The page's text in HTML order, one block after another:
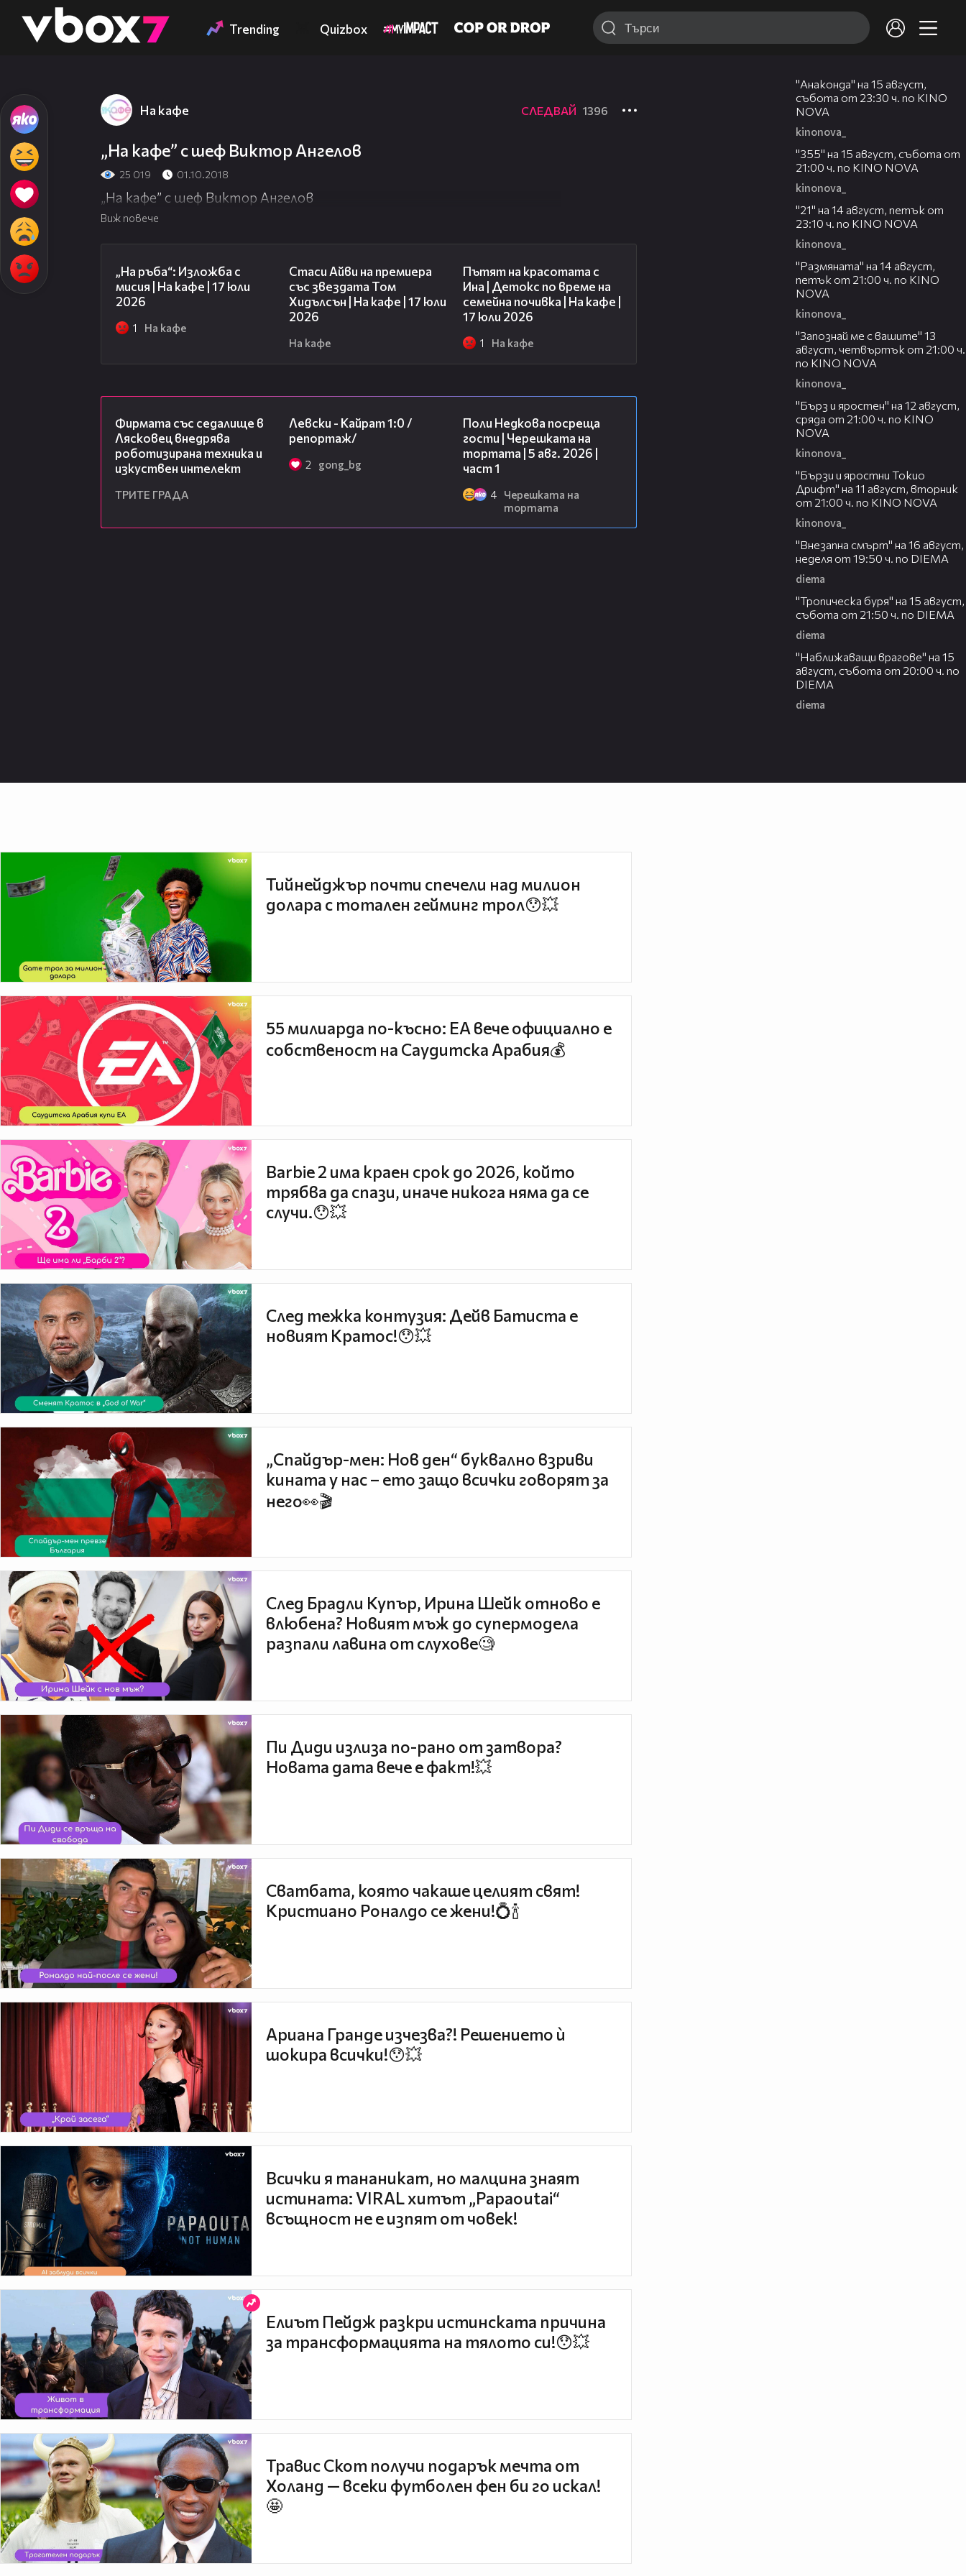
👾 Trending Quizbox
На кафе СЛЕДВАЙ 1396
„На кафе” с шеф Виктор Ангелов
25 019 01.10.2018
„На кафе” с шеф Виктор Ангелов
Виж повече
„На ръба“: Изложба с
мисия | На кафе | 17 юли
2026
1 На кафе
Стаси Айви на премиера
със звездата Том
Хидълсън | На кафе | 17 юли
2026
На кафе
Пътят на красотата с
Ина | Детокс по време на
семейна почивка | На кафе |
17 юли 2026
1 На кафе
Фирмата със седалище в
Лясковец внедрява
роботизирана техника и
изкуствен интелект
ТРИТЕ ГРАДА
Левски - Кайрат 1:0 /
репортаж/
2 gong_bg
Поли Недкова посреща
гости | Черешката на
тортата | 5 авг. 2026 |
част 1
4
Черешката на
тортата
"Анаконда" на 15 август,
събота от 23:30 ч. по KINO
NOVA
kinonova_
"355" на 15 август, събота от
21:00 ч. по KINO NOVA
kinonova_
"21" на 14 август, петък от
23:10 ч. по KINO NOVA
kinonova_
"Размянaта" на 14 август,
петък от 21:00 ч. по KINO
NOVA
kinonova_
"Запознай ме с вашите" 13
август, четвъртък от 21:00 ч.
по KINO NOVA
kinonova_
"Бърз и яростен" на 12 август,
сряда от 21:00 ч. по KINO
NOVA
kinonova_
"Бързи и яростни Токио
Дрифт" на 11 август, вторник
от 21:00 ч. по KINO NOVA
kinonova_
"Внезапна смърт" на 16 август,
неделя от 19:50 ч. по DIEMA
diema
"Тропическа буря" на 15 август,
събота от 21:50 ч. по DIEMA
diema
"Наближаващи врагове" на 15
август, събота от 20:00 ч. по
DIEMA
diema
Тийнейджър почти спечели над милион
долара с тотален гейминг трол😯💥
55 милиарда по-късно: EA вече официално е
собственост на Саудитска Арабия💰
Barbie 2 има краен срок до 2026, който
трябва да спази, иначе никога няма да се
случи.😯💥
След тежка контузия: Дейв Батиста е
новият Кратос!😯💥
„Спайдър-мен: Нов ден“ буквално взриви
кината у нас – ето защо всички говорят за
него👀🎬
След Брадли Купър, Ирина Шейк отново е
влюбена? Новият мъж до супермодела
разпали лавина от слухове🧐
Пи Диди излиза по-рано от затвора?
Новата дата вече е факт!💥
Сватбата, която чакаше целият свят!
Кристиано Роналдо се жени!💍🍾
Ариана Гранде изчезва?! Решението ѝ
шокира всички!😯💥
Всички я тананикат, но малцина знаят
истината: VIRAL хитът „Papaoutai“
всъщност не е изпят от човек!
Елиът Пейдж разкри истинската причина
за трансформацията на тялото си!😯💥
Травис Скот получи подарък мечта от
Холанд — всеки футболен фен би го искал!
🤩